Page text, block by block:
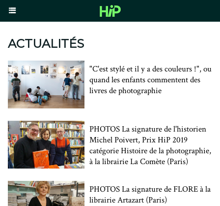
ACTUALITÉS
"C'est stylé et il y a des couleurs !", ou
quand les enfants commentent des
livres de photographie
PHOTOS La signature de l'historien
Michel Poivert, Prix HiP 2019
catégorie Histoire de la photographie,
à la librairie La Comète (Paris)
PHOTOS La signature de FLORE à la
librairie Artazart (Paris)